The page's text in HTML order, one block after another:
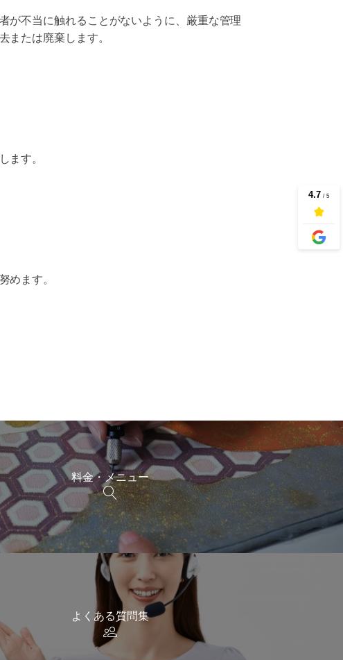
が不当に触れることがないように、厳重な管理
たは廃棄します。
す。
ます。
料金・メニュー
よくある質問集